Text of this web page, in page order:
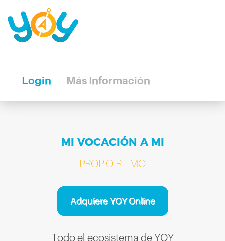
Login Más Información
MI VOCACIÓN A MI
PROPIO RITMO
Adquiere YOY Online
Todo el ecosistema de YOY